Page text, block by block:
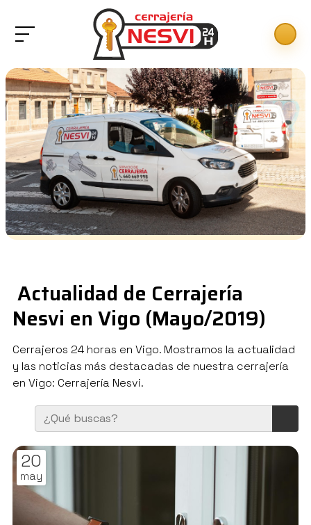
Actualidad de Cerrajería
Nesvi en Vigo (Mayo/2019)
Cerrajeros 24 horas en Vigo. Mostramos la actualidad
y las noticias más destacadas de nuestra cerrajería
en Vigo: Cerrajería Nesvi.
20
may